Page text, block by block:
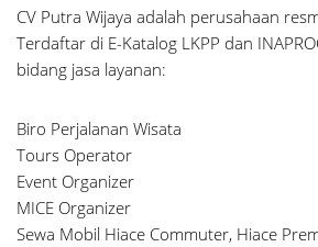
CV Putra Wijaya adalah perusahaan
Terdaftar di E-Katalog LKPP dan
bidang jasa layanan:
Biro Perjalanan Wisata
Tours Operator
Event Organizer
MICE Organizer
Sewa Mobil Hiace Commuter, Hiace